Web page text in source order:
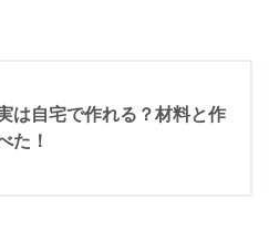
は自宅で作れる？材料と作
た！